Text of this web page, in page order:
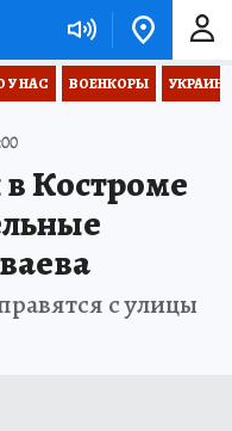
У НАС ВОЕНКОРЫ
Костроме
с улицы